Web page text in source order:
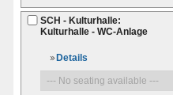
SCH - Kulturhalle:
Kulturhalle - WC-Anlage
Details